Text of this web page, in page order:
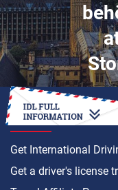
HOW TO
Get International
Get a driver's license